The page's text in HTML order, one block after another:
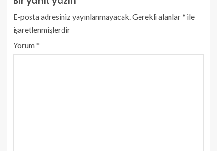
E-posta adresiniz yayınlanmayacak. Gerekli alanlar* ile
işaretlenmişlerdir
Yorum*